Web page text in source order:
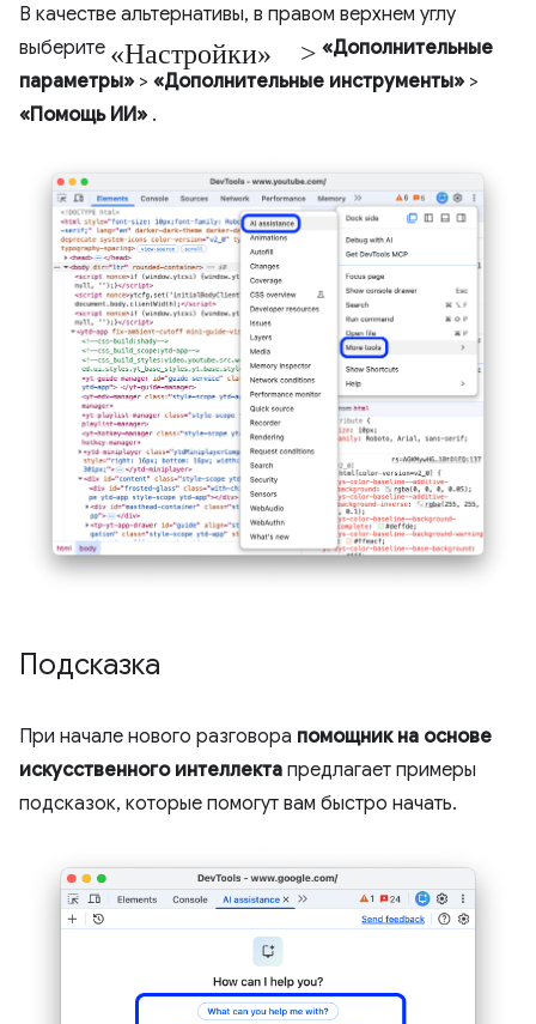
В качестве альтернативы, в правом верхнем углу
выберите «Настройки» > «Дополнительные
параметры» > «Дополнительные инструменты» >
«Помощь ИИ» .
Подсказка
При начале нового разговора помощник на основе
искусственного интеллекта предлагает примеры
подсказок, которые помогут вам быстро начать.